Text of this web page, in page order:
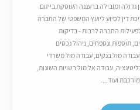
ומובילה ברעננה העוסקת בייזום
דין לסיוע ליועץ המשפטי של החברה
החברה לרבות - בדיקות
תוספות ונספחים, ניהול נכסים
מול בנקים, עבודה מול משרדי
עבודה אל מול רשויות השונות,
ועוד....